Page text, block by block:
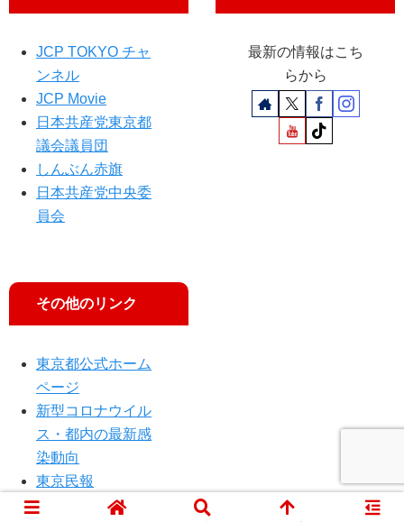
答
ら
ず
JCP TOKYO チャ
ンネル
JCP Movie
日本共産党東京都
議会議員団
しんぶん赤旗
日本共産党中央委
員会
その他のリンク
東京都公式ホーム
ページ
新型コロナウイル
ス・都内の最新感
染動向
東京民報
最新の情報はこち
らから